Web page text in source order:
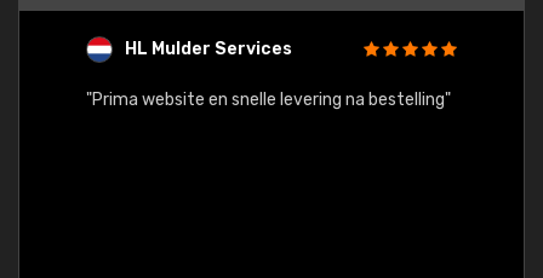
HL Mulder Services
"Prima website en snelle levering na bestelling"